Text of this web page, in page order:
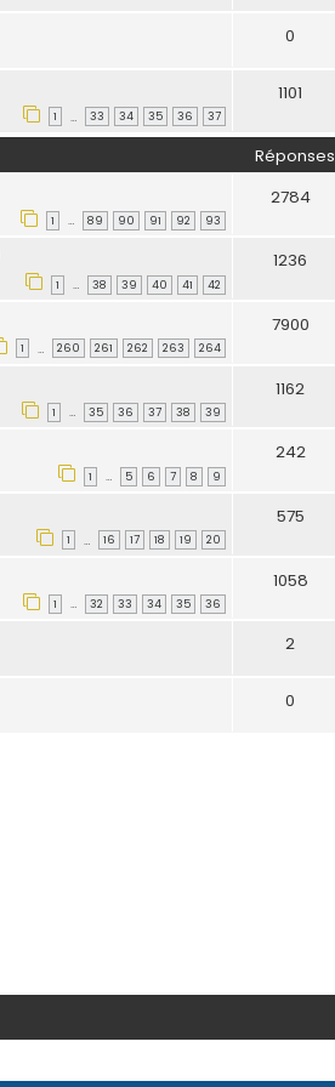
0
1 … 33 34 35 36 37
1101
Réponses
1 … 89 90 91 92 93
2784
1 … 38 39 40 41 42
1236
1 … 260 261 262 263 264
7900
1 … 35 36 37 38 39
1162
1 … 5 6 7 8 9
242
1 … 16 17 18 19 20
575
1 … 32 33 34 35 36
1058
2
0